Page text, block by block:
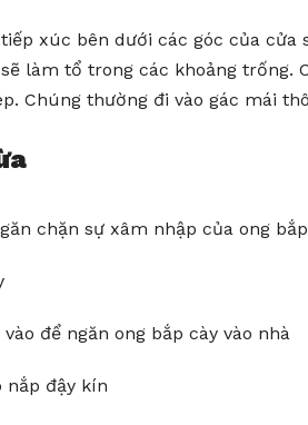
xúc bên dưới các góc của cửa
làm tổ trong các khoảng trống.
Chúng thường đi vào gác mái
chặn sự xâm nhập của ong
để ngăn ong bắp cày vào nhà
đậy kín